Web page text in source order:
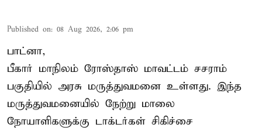
Published on: 08 Aug 2026, 2:06 pm
பாட்னா,
பீகார் மாநிலம் ரோஸ்தாஸ் மாவட்டம் சசராம்
பகுதியில் அரசு மருத்துவமனை உள்ளது. இந்த
மருத்துவமனையில் நேற்று மாலை
நோயாளிகளுக்கு டாக்டர்கள் சிகிச்சை